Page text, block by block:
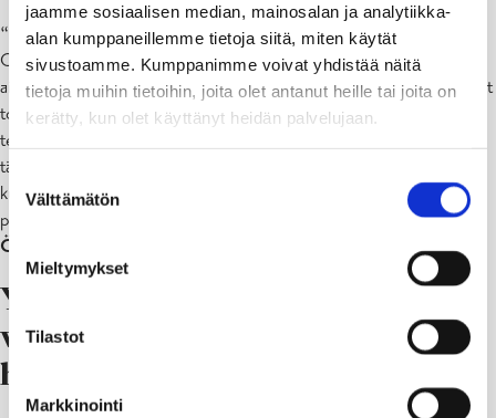
jaamme sosiaalisen median, mainosalan ja analytiikka-
alan kumppaneillemme tietoja siitä, miten käytät
sivustoamme. Kumppanimme voivat yhdistää näitä
tietoja muihin tietoihin, joita olet antanut heille tai joita on
kerätty, kun olet käyttänyt heidän palvelujaan.
Suostumuksen
valinta
Välttämätön
Mieltymykset
Tilastot
Markkinointi
“Ilahduin, kun saimme tiedon palkinnosta. Aloimme käyttää
Commua viime vuonna kokeilumielessä, mutta jo yhden vuoden
aikana asukkaamme ovat ottaneet sovelluksen omakseen ja auttaneet
toisiaan monin tavoin. Palkinto on todiste siitä, miten pienet hyvät
teot luovat turvallisuutta ja yhteisöllisyyttä. Olemme voittaneet
tämän palkinnon raaseporilaisten sitoutumisen ansiosta. Joka kerta,
kun olette auttaneet jotakuta, olette osoittaneet, miten suuri voima
piilee toisista välittämisessä ja toisten auttamisessa”, sanooBarbro
Österman
Yhteisöllisyys on yhteinen
vastuu, joka rakentuu arjen
hyvistä teoista